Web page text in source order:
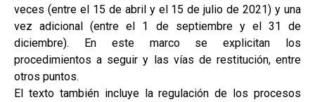
veces (entre el 15 de abril y el 15 de julio de 2021) y una
vez adicional (entre el 1 de septiembre y el 31 de
diciembre). En este marco se explicitan los
procedimientos a seguir y las vías de restitución, entre
otros puntos.
El texto también incluye la regulación de los procesos